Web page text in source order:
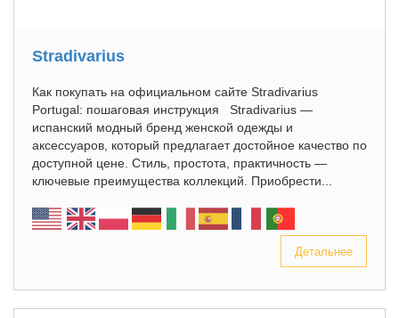
Stradivarius
Как покупать на официальном сайте Stradivarius
Portugal: пошаговая инструкция Stradivarius —
испанский модный бренд женской одежды и
аксессуаров, который предлагает достойное качество по
доступной цене. Стиль, простота, практичность —
ключевые преимущества коллекций. Приобрести...
Детальнее